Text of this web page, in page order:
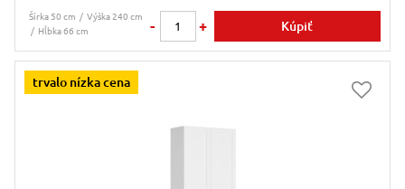
Šírka 50 cm
Výška 240 cm
Hĺbka 66 cm
- + Kúpiť
trvalo nízka cena